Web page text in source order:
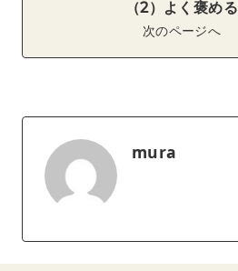
（2）よく褒める
次のページへ
mura